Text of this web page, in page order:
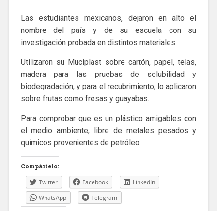
Las estudiantes mexicanos, dejaron en alto el
nombre del país y de su escuela con su
investigación probada en distintos materiales.
Utilizaron su Muciplast sobre cartón, papel, telas,
madera para las pruebas de solubilidad y
biodegradación, y para el recubrimiento, lo aplicaron
sobre frutas como fresas y guayabas.
Para comprobar que es un plástico amigables con
el medio ambiente, libre de metales pesados y
químicos provenientes de petróleo.
Compártelo:
Twitter Facebook
LinkedIn
WhatsApp
Telegram